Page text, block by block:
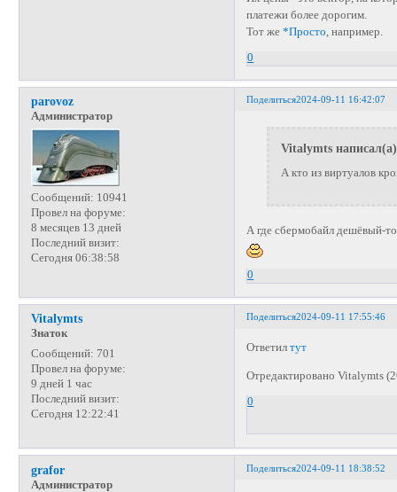
платежи более дорогим.
Тот же*Просто, например.
0
Поделиться2024-09-11 16:42:07
parovoz
Администратор
Сообщений: 10941
Провел на форуме:
8 месяцев 13 дней
Последний визит:
Сегодня 06:38:58
Vitalymts
А кто из виртуалов
А где сбермобайл дешёвый-
0
Поделиться2024-09-11 17:55:46
Vitalymts
Знаток
Сообщений: 701
Провел на форуме:
9 дней 1 час
Последний визит:
Сегодня 12:22:41
Ответилтут
Отредактировано Vitalymts
0
Поделиться2024-09-11 18:38:52
grafor
Администратор